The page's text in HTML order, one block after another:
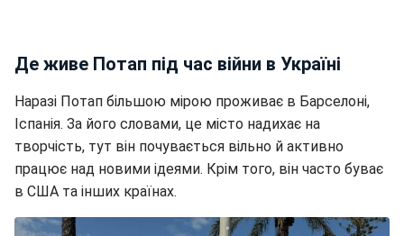
Де живе Потап під час війни в Україні
Наразі Потап більшою мірою проживає в Барселоні,
Іспанія. За його словами, це місто надихає на
творчість, тут він почувається вільно й активно
працює над новими ідеями. Крім того, він часто буває
в США та інших країнах.